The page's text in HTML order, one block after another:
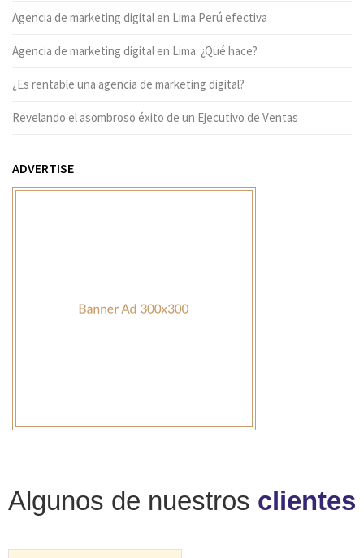
Agencia de marketing digital en Lima Perú efectiva
Agencia de marketing digital en Lima: ¿Qué hace?
¿Es rentable una agencia de marketing digital?
Revelando el asombroso éxito de un Ejecutivo de Ventas
ADVERTISE
Algunos de nuestros clientes